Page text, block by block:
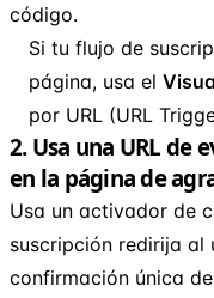
código.
Si tu flujo de
página, usa el
por URL (URL
2. Usa una URL de
en la página de
Usa un activador de
suscripción redirija al
confirmación única